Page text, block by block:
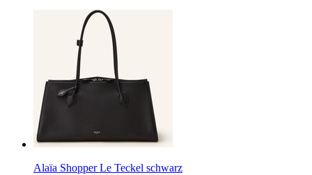
Alaïa Shopper Le Teckel schwarz